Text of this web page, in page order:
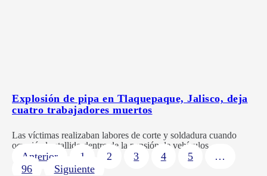
Explosión de pipa en Tlaquepaque, Jalisco, deja
cuatro trabajadores muertos
Las víctimas realizaban labores de corte y soldadura cuando
ocurrió el estallido dentro de la pensión de vehículos.
Anterior 1 2 3 4 5
…
96
Siguiente